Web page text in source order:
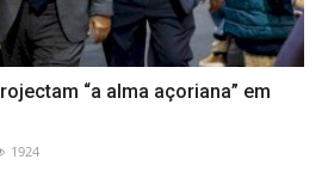
“a alma açoriana” em
1924